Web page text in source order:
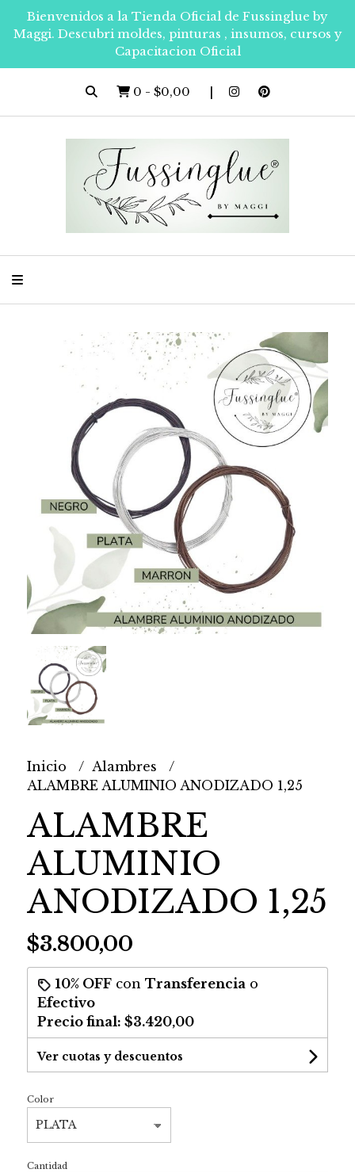
Bienvenidos a la Tienda Oficial de Fussinglue by
Maggi. Descubri moldes, pinturas , insumos, cursos y
Capacitacion Oficial
0 - $0,00
Inicio
Alambres
ALAMBRE ALUMINIO ANODIZADO 1,25
ALAMBRE
ALUMINIO
ANODIZADO 1,25
$3.800,00
10% OFFcon Transferencia o
Efectivo
Precio final: $3.420,00
Ver cuotas y descuentos
Color
Cantidad